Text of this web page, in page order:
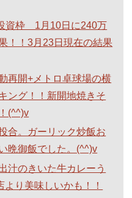
資枠 1月10日に240万
！！3月23日現在の結果
再開+メトロ卓球場の横
ング！！新開地焼きそ
(^^)v
合。ガーリック炒飯お
晩御飯でした。(^^)v
汁のきいた牛カレーう
り美味しいかも！！